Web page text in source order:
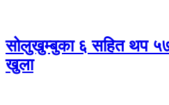
सोलुखुम्बुका ६ सहित थप ५७
खुला